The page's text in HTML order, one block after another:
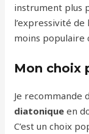
instrument plus
l’expressivité de
moins populaire
Mon choix
Je recommande
diatonique en
C’est un choix